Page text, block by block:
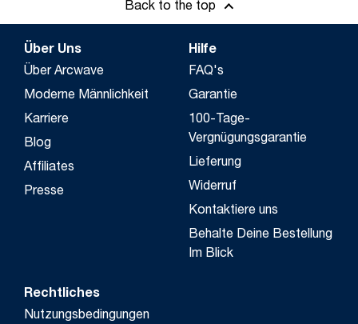
Back to the top
Über Uns
Über Arcwave
Moderne Männlichkeit
Karriere
Blog
Affiliates
Presse
Hilfe
FAQ's
Garantie
100-Tage-
Vergnügungsgarantie
Lieferung
Widerruf
Kontaktiere uns
Behalte Deine Bestellung
Im Blick
Rechtliches
Nutzungsbedingungen